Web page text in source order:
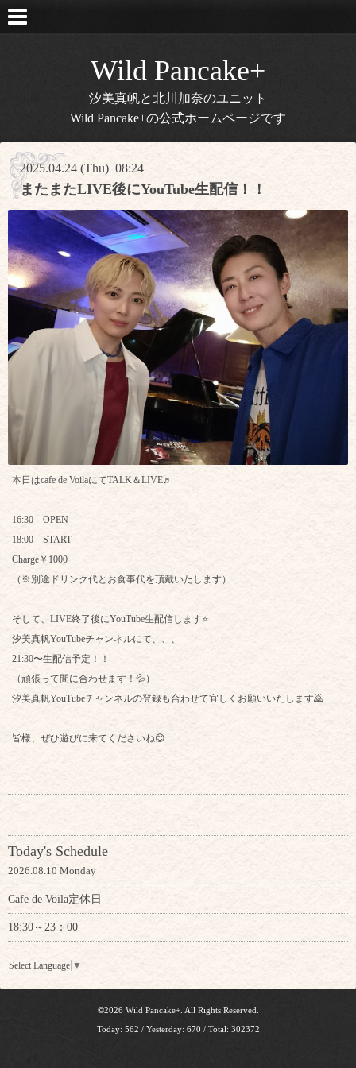
Wild Pancake+
汐美真帆と北川加奈のユニット
Wild Pancake+の公式ホームページです
2025.04.24 (Thu) 08:24
またまたLIVE後にYouTube生配信！！
本日はcafe de VoilaにてTALK＆LIVE♬
16:30 OPEN
18:00 START
Charge￥1000
（※別途ドリンク代とお食事代を頂戴いたします）
そして、LIVE終了後にYouTube生配信します⭐
汐美真帆YouTubeチャンネルにて、、、
21:30〜生配信予定！！
（頑張って間に合わせます！💦）
汐美真帆YouTubeチャンネルの登録も合わせて宜しくお願いいたします🙇
皆様、ぜひ遊びに来てくださいね😊
Today's Schedule
2026.08.10 Monday
Cafe de Voila定休日
18:30～23：00
Select Language ▼
©2026 Wild Pancake+. All Rights Reserved.
Today: 562 / Yesterday: 670 / Total: 302372